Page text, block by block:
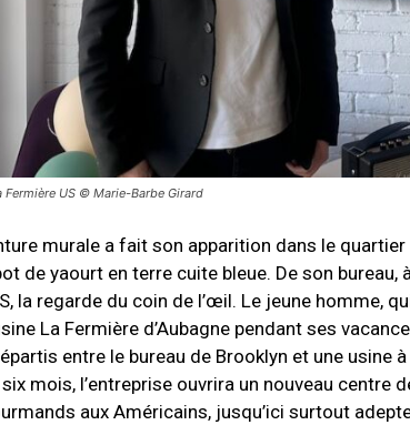
US © Marie-Barbe Girard
murale a fait son apparition dans le
de yaourt en terre cuite bleue. De son
la regarde du coin de l’œil. Le jeune homme,
La Fermière d’Aubagne pendant ses
entre le bureau de Brooklyn et une usine
mois, l’entreprise ouvrira un nouveau centre
aux Américains, jusqu’ici surtout